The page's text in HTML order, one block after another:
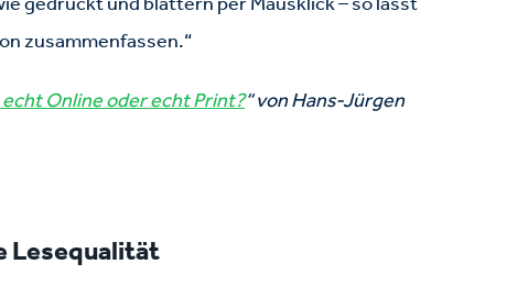
zusammenfassen.“
Online oder echt Print?“ von Hans-Jürgen
Lesequalität